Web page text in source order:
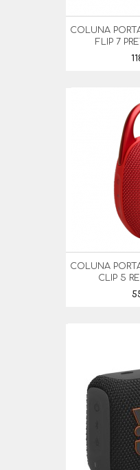
COLUNA
FLIP 7
COLUNA
CLIP 5